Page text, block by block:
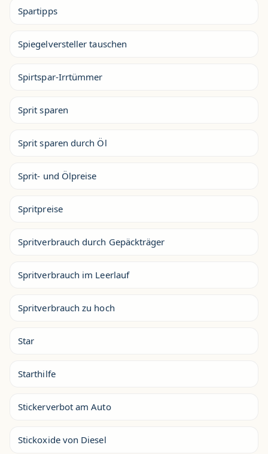
Spartipps
Spiegelversteller tauschen
Spirtspar-Irrtümmer
Sprit sparen
Sprit sparen durch Öl
Sprit- und Ölpreise
Spritpreise
Spritverbrauch durch Gepäckträger
Spritverbrauch im Leerlauf
Spritverbrauch zu hoch
Star
Starthilfe
Stickerverbot am Auto
Stickoxide von Diesel